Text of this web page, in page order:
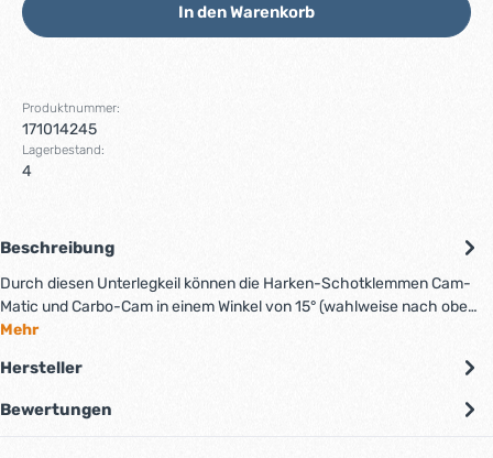
In den Warenkorb
Produktnummer:
171014245
Lagerbestand:
4
Beschreibung
Durch diesen Unterlegkeil können die Harken-Schotklemmen Cam-
Matic und Carbo-Cam in einem Winkel von 15° (wahlweise nach obe…
Mehr
Hersteller
Bewertungen